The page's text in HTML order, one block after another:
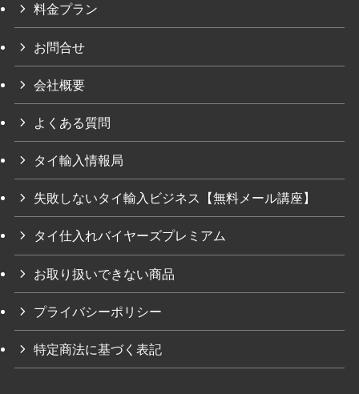
料金プラン
お問合せ
会社概要
よくある質問
タイ輸入情報局
失敗しないタイ輸入ビジネス【無料メール講座】
タイ仕入れバイヤーズプレミアム
お取り扱いできない商品
プライバシーポリシー
特定商法に基づく表記